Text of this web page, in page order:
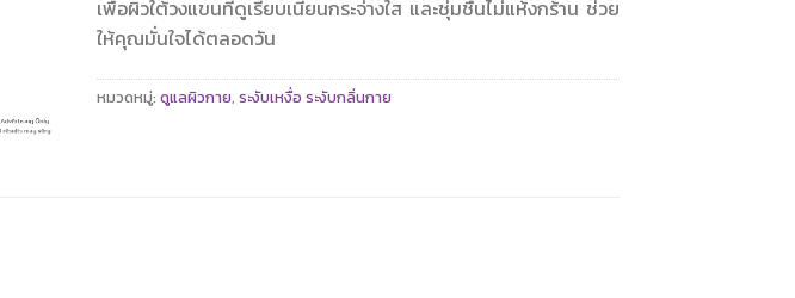
เพื่อผิวใต้วงแขนที่ดูเรียบเนียนกระจ่างใส และชุ่มชื้นไม่แห้งกร้าน ช่วย
ให้คุณมั่นใจได้ตลอดวัน
หมวดหมู่:ดูแลผิวกาย,ระงับเหงื่อ ระงับกลิ่นกาย